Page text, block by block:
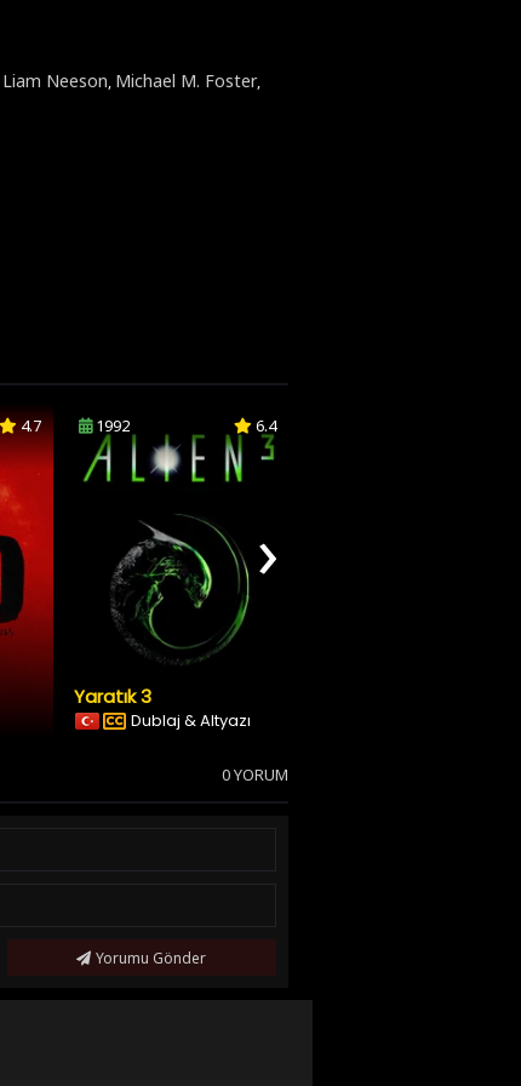
Liam Neeson, Michael M. Foster,
4.7 1992 6.4
Yaratık 3
Dublaj & Altyazı
›
0 YORUM
Yorumu Gönder